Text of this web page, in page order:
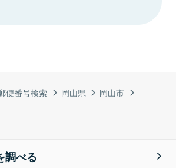
便番号検索 岡山県
岡山市
調べる